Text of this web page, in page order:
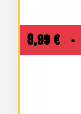
8,99 € –